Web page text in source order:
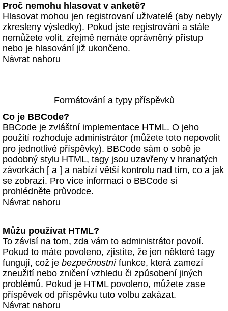
Proč nemohu hlasovat v anketě?
Hlasovat mohou jen registrovaní uživatelé (aby nebyly
zkresleny výsledky). Pokud jste registrováni a stále
nemůžete volit, zřejmě nemáte oprávněný přístup
nebo je hlasování již ukončeno.
Návrat nahoru
Formátování a typy příspěvků
Co je BBCode?
BBCode je zvláštní implementace HTML. O jeho
použití rozhoduje administrátor (můžete toto nepovolit
pro jednotlivé příspěvky). BBCode sám o sobě je
podobný stylu HTML, tagy jsou uzavřeny v hranatých
závorkách [ a ] a nabízí větší kontrolu nad tím, co a jak
se zobrazí. Pro více informací o BBCode si
prohlédněte průvodce.
Návrat nahoru
Můžu používat HTML?
To závisí na tom, zda vám to administrátor povolí.
Pokud to máte povoleno, zjistíte, že jen některé tagy
fungují, což je bezpečnostnífunkce, která zamezí
zneužití nebo zničení vzhledu či způsobení jiných
problémů. Pokud je HTML povoleno, můžete zase
příspěvek od příspěvku tuto volbu zakázat.
Návrat nahoru